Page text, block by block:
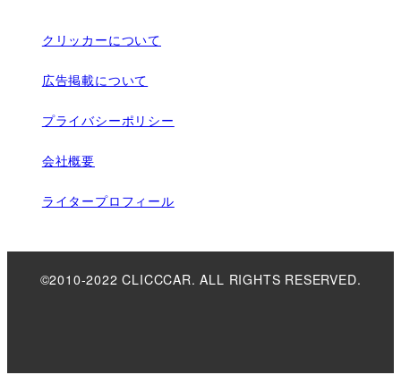
クリッカーについて
広告掲載について
プライバシーポリシー
会社概要
ライタープロフィール
©2010-2022 CLICCCAR. ALL RIGHTS RESERVED.